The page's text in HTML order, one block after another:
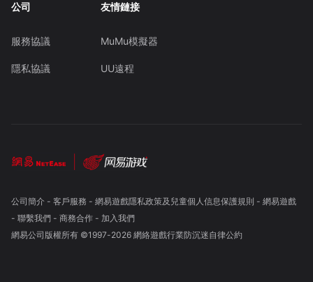
公司
服務協議
隱私協議
友情鏈接
MuMu模擬器
UU遠程
公司簡介- 客戶服務 - 網易遊戲隱私政策及兒童個人信息保護規則 - 網易遊戲
- 聯繫我們- 商務合作- 加入我們
網易公司版權所有 ©1997-2026 網絡遊戲行業防沉迷自律公約